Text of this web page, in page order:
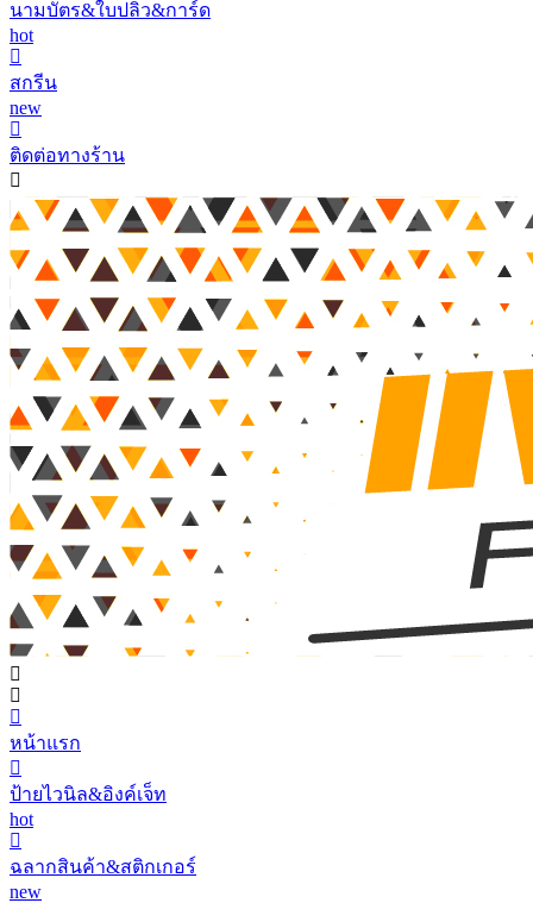
นามบัตร&ใบปลิว&การ์ด
hot
สกรีน
new
ติดต่อทางร้าน
หน้าแรก
ป้ายไวนิล&อิงค์เจ็ท
hot
ฉลากสินค้า&สติกเกอร์
new